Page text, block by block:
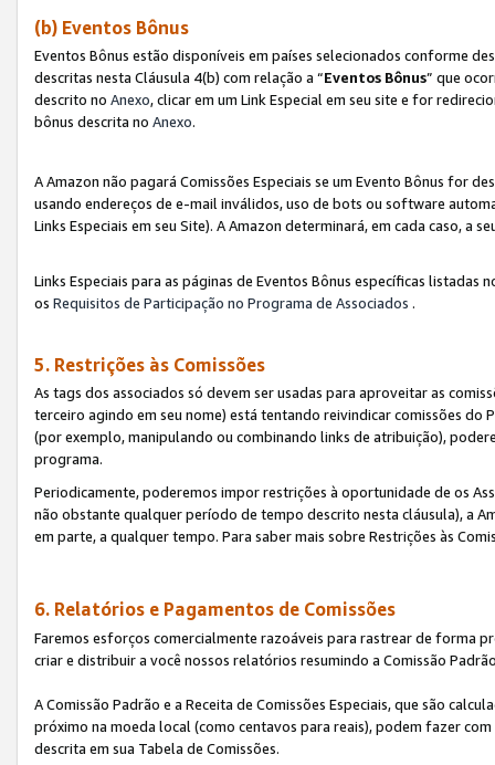
(b) Eventos Bônus
Eventos Bônus estão disponíveis em países selecionados conforme
descritas nesta Cláusula 4(b) com relação a “Eventos Bônus” que
descrito no Anexo, clicar em um Link Especial em seu site e for
bônus descrita no Anexo.
A Amazon não pagará Comissões Especiais se um Evento Bônus for
usando endereços de e-mail inválidos, uso de bots ou software
Links Especiais em seu Site). A Amazon determinará, em cada caso, a
Links Especiais para as páginas de Eventos Bônus específicas listadas
os Requisitos de Participação no Programa de Associados .
5. Restrições às Comissões
As tags dos associados só devem ser usadas para aproveitar as
terceiro agindo em seu nome) está tentando reivindicar comissões
(por exemplo, manipulando ou combinando links de atribuição),
programa.
Periodicamente, poderemos impor restrições à oportunidade de os
não obstante qualquer período de tempo descrito nesta cláusula), a
em parte, a qualquer tempo. Para saber mais sobre Restrições às
6. Relatórios e Pagamentos de Comissões
Faremos esforços comercialmente razoáveis para rastrear de forma
criar e distribuir a você nossos relatórios resumindo a Comissão
A Comissão Padrão e a Receita de Comissões Especiais, que são
próximo na moeda local (como centavos para reais), podem fazer
descrita em sua Tabela de Comissões.